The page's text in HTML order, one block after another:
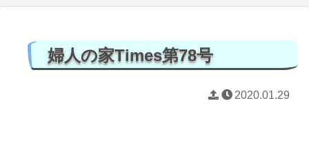
婦人の家Times第78号
2020.01.29